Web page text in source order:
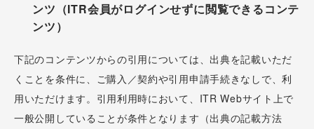
ンツ（ITR会員がログインせずに閲覧できるコンテ
ンツ）
下記のコンテンツからの引用については、出典を記載いただ
くことを条件に、ご購入／契約や引用申請手続きなしで、利
用いただけます。引用利用時において、ITR Webサイト上で
一般公開していることが条件となります（出典の記載方法